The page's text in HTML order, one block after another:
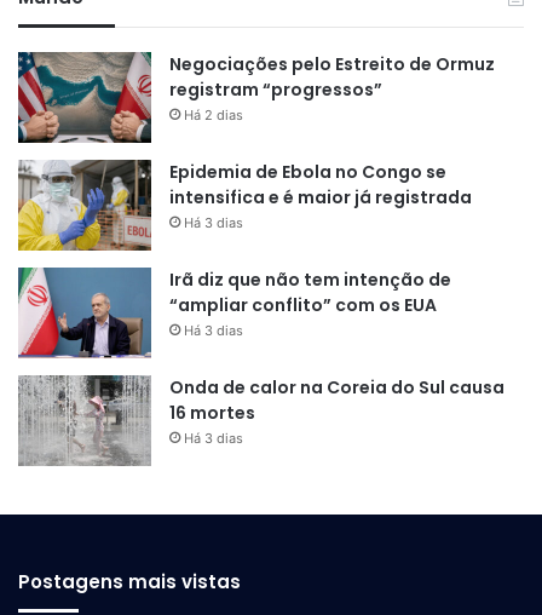
Negociações pelo Estreito de Ormuz
registram “progressos”
Há 2 dias
Epidemia de Ebola no Congo se
intensifica e é maior já registrada
Há 3 dias
Irã diz que não tem intenção de
“ampliar conflito” com os EUA
Há 3 dias
Onda de calor na Coreia do Sul causa
16 mortes
Há 3 dias
Postagens mais vistas